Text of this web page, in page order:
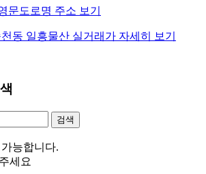
문도로명 주소 보기
동 일흥물산 실거래가 자세히 보기
능합니다.
세요